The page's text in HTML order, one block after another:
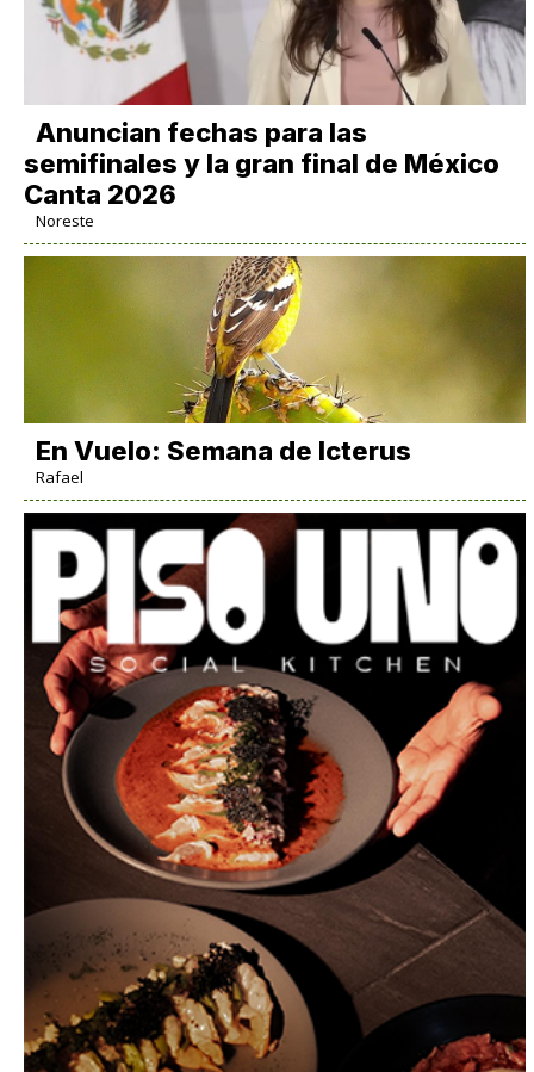
Anuncian fechas para las
semifinales y la gran final de México
Canta 2026
Noreste
En Vuelo: Semana de Icterus
Rafael